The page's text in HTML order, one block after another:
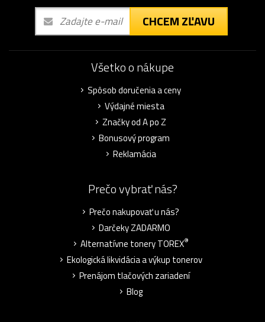
CHCEM ZĽAVU
Všetko o nákupe
Spôsob doručenia a ceny
Výdajné miesta
Značky od A po Z
Bonusový program
Reklamácia
Prečo vybrať nás?
Prečo nakupovať u nás?
Darčeky ZADARMO
Alternatívne tonery TOREX®
Ekologická likvidácia a výkup tonerov
Prenájom tlačových zariadení
Blog